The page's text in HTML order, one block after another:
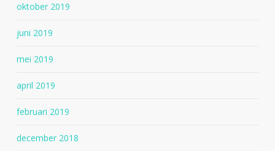
oktober 2019
juni 2019
mei 2019
april 2019
februari 2019
december 2018